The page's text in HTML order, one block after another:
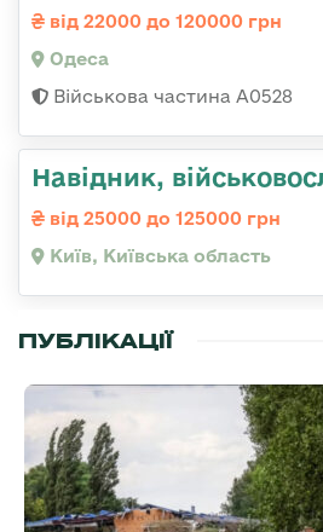
від 22000 до 120000 грн
Одеса
Військова частина А0528
Навідник,
від 25000 до 125000 грн
Київ, Київська область
ПУБЛІКАЦІЇ